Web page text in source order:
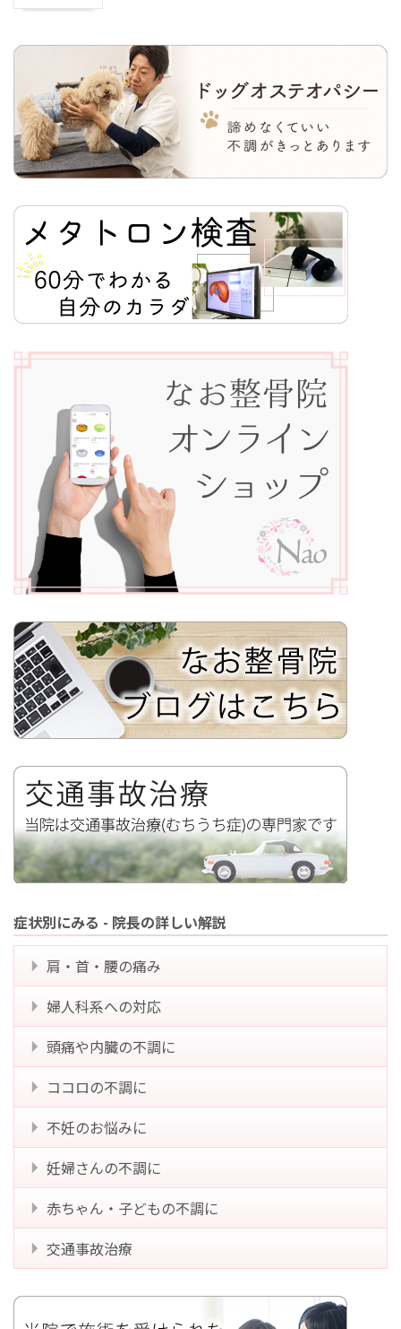
症状別にみる - 院長の詳しい解説
肩・首・腰の痛み
婦人科系への対応
頭痛や内臓の不調に
ココロの不調に
不妊のお悩みに
妊婦さんの不調に
赤ちゃん・子どもの不調に
交通事故治療